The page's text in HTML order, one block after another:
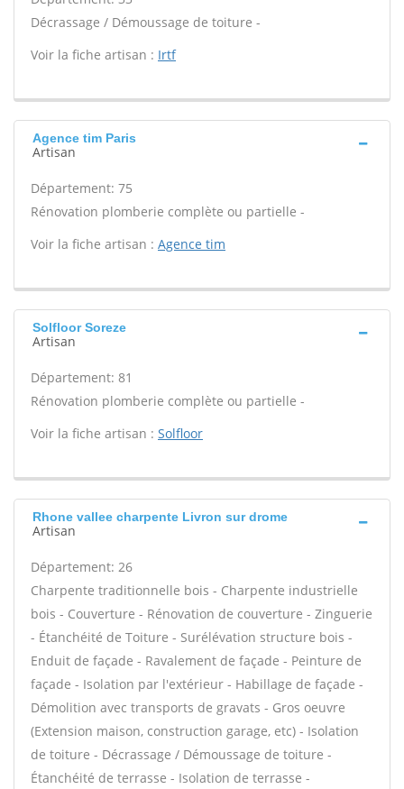
Décrassage / Démoussage de toiture -
Voir la fiche artisan : Irtf
Agence tim Paris
Artisan
Département: 75
Rénovation plomberie complète ou partielle -
Voir la fiche artisan : Agence tim
Solfloor Soreze
Artisan
Département: 81
Rénovation plomberie complète ou partielle -
Voir la fiche artisan : Solfloor
Rhone vallee charpente Livron sur drome
Artisan
Département: 26
Charpente traditionnelle bois - Charpente industrielle
bois - Couverture - Rénovation de couverture - Zinguerie
- Étanchéité de Toiture - Surélévation structure bois -
Enduit de façade - Ravalement de façade - Peinture de
façade - Isolation par l'extérieur - Habillage de façade -
Démolition avec transports de gravats - Gros oeuvre
(Extension maison, construction garage, etc) - Isolation
de toiture - Décrassage / Démoussage de toiture -
Étanchéité de terrasse - Isolation de terrasse -